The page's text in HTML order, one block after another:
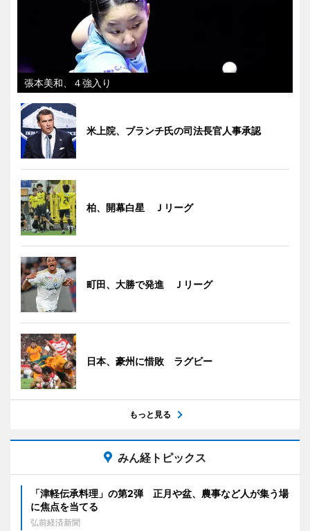
張本美和、４強入り
米上院、ブランチ氏の司法長官人事承認
柏、開幕白星 Ｊリーグ
町田、大勝で発進 Ｊリーグ
日本、豪州に惜敗 ラグビー
もっと見る
みん経トピックス
「津軽伝承料理」の第2弾 正月や盆、農事など人が集う場
に焦点を当てる
弘前経済新聞